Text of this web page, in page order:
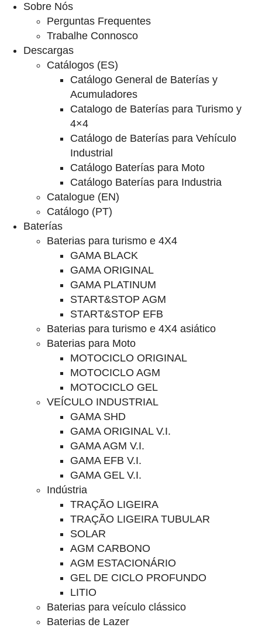
Sobre Nós
Perguntas Frequentes
Trabalhe Connosco
Descargas
Catálogos (ES)
Catálogo General de Baterías y
Acumuladores
Catalogo de Baterías para Turismo y
4×4
Catálogo de Baterías para Vehículo
Industrial
Catálogo Baterías para Moto
Catálogo Baterías para Industria
Catalogue (EN)
Catálogo (PT)
Baterías
Baterias para turismo e 4X4
GAMA BLACK
GAMA ORIGINAL
GAMA PLATINUM
START&STOP AGM
START&STOP EFB
Baterias para turismo e 4X4 asiático
Baterias para Moto
MOTOCICLO ORIGINAL
MOTOCICLO AGM
MOTOCICLO GEL
VEÍCULO INDUSTRIAL
GAMA SHD
GAMA ORIGINAL V.I.
GAMA AGM V.I.
GAMA EFB V.I.
GAMA GEL V.I.
Indústria
TRAÇÃO LIGEIRA
TRAÇÃO LIGEIRA TUBULAR
SOLAR
AGM CARBONO
AGM ESTACIONÁRIO
GEL DE CICLO PROFUNDO
LITIO
Baterias para veículo clássico
Baterias de Lazer